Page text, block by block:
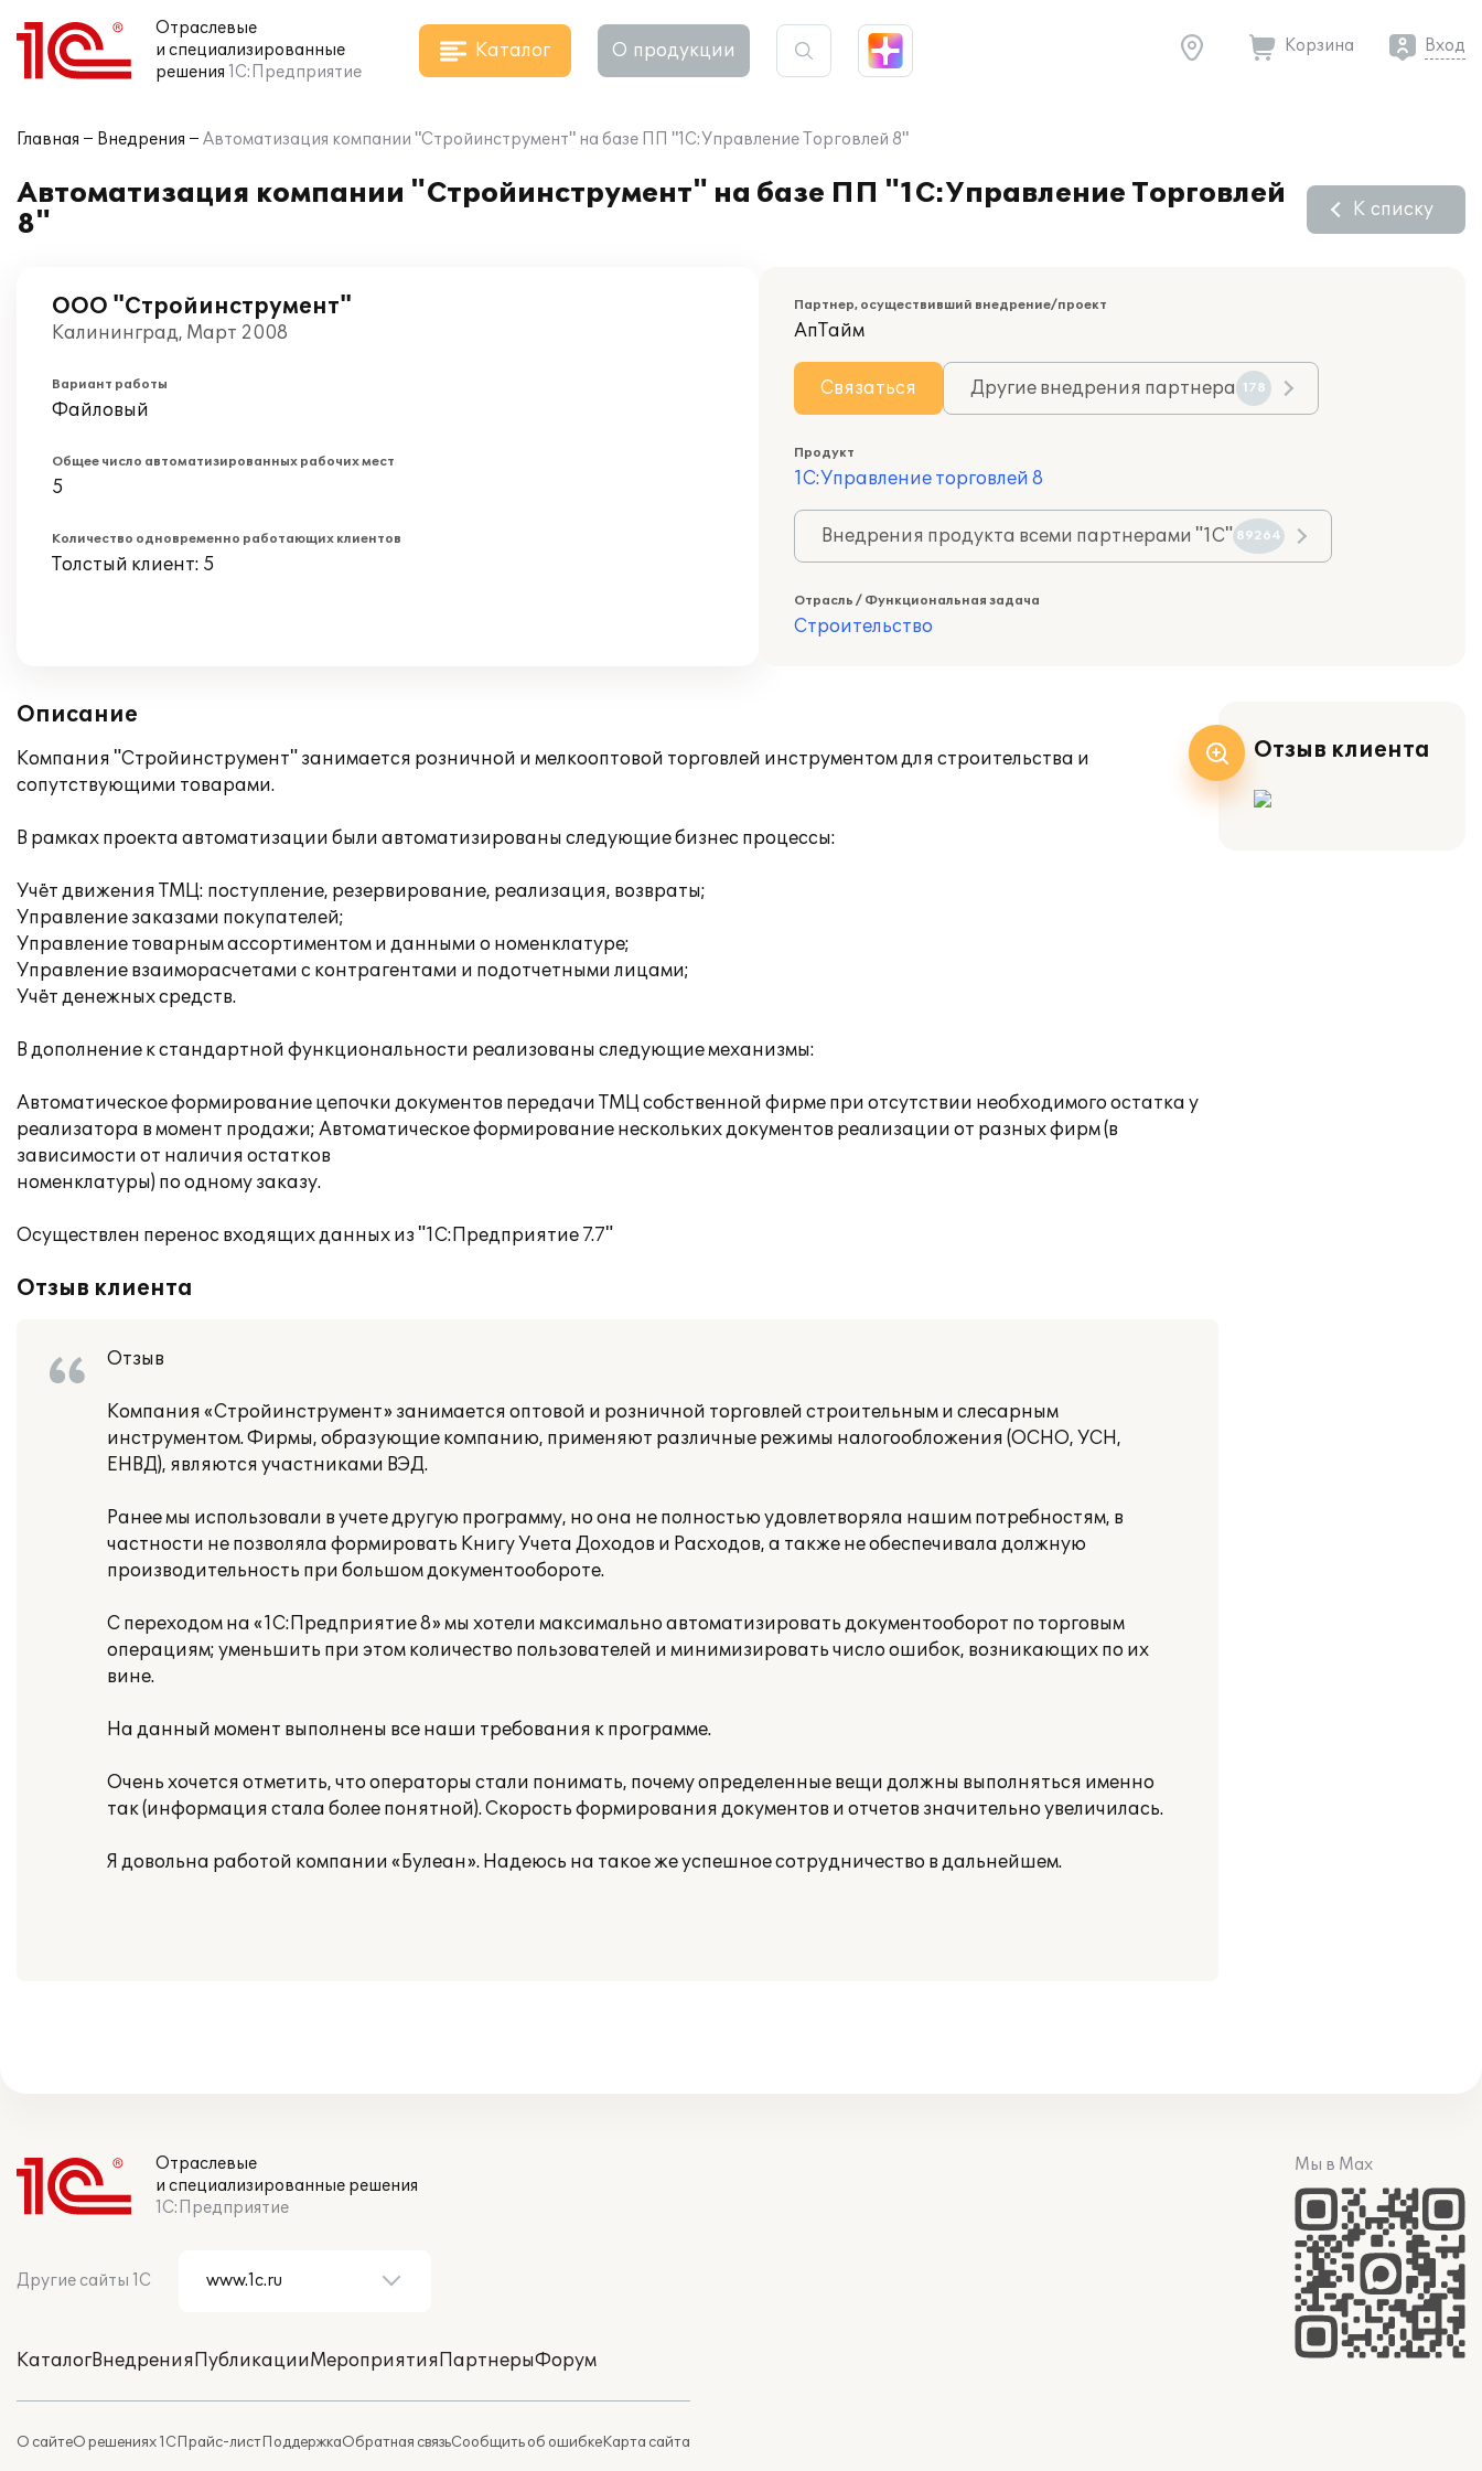
Отраслевые
и специализированные
решения 1С:Предприятие
Каталог О продукции Корзина Вход
Главная Внедрения Автоматизация компании "Стройинструмент" на базе ПП "1С:Управление Торговлей 8"
Автоматизация компании "Стройинструмент" на базе ПП "1С:Управление Торговлей
8"
К списку
ООО "Стройинструмент"
Калининград, Март 2008
Вариант работы
Файловый
Общее число автоматизированных рабочих мест
5
Количество одновременно работающих клиентов
Толстый клиент: 5
Партнер, осуществивший внедрение/проект
АпТайм
Связаться Другие внедрения партнера 178
Продукт
1С:Управление торговлей 8
Внедрения продукта всеми партнерами "1С" 89264
Отрасль / Функциональная задача
Строительство
Описание
Компания "Стройинструмент" занимается розничной и мелкооптовой торговлей инструментом для строительства и
сопутствующими товарами.
В рамках проекта автоматизации были автоматизированы следующие бизнес процессы:
Учёт движения ТМЦ: поступление, резервирование, реализация, возвраты;
Управление заказами покупателей;
Управление товарным ассортиментом и данными о номенклатуре;
Управление взаиморасчетами с контрагентами и подотчетными лицами;
Учёт денежных средств.
В дополнение к стандартной функциональности реализованы следующие механизмы:
Автоматическое формирование цепочки документов передачи ТМЦ собственной фирме при отсутствии необходимого остатка у
реализатора в момент продажи; Автоматическое формирование нескольких документов реализации от разных фирм (в
зависимости от наличия остатков
номенклатуры) по одному заказу.
Осуществлен перенос входящих данных из "1С:Предприятие 7.7"
Отзыв клиента
Отзыв
Компания «Стройинструмент» занимается оптовой и розничной торговлей строительным и слесарным
инструментом. Фирмы, образующие компанию, применяют различные режимы налогообложения (ОСНО, УСН,
ЕНВД), являются участниками ВЭД.
Ранее мы использовали в учете другую программу, но она не полностью удовлетворяла нашим потребностям, в
частности не позволяла формировать Книгу Учета Доходов и Расходов, а также не обеспечивала должную
производительность при большом документообороте.
С переходом на «1С:Предприятие 8» мы хотели максимально автоматизировать документооборот по торговым
операциям; уменьшить при этом количество пользователей и минимизировать число ошибок, возникающих по их
вине.
На данный момент выполнены все наши требования к программе.
Очень хочется отметить, что операторы стали понимать, почему определенные вещи должны выполняться именно
так (информация стала более понятной). Скорость формирования документов и отчетов значительно увеличилась.
Я довольна работой компании «Булеан». Надеюсь на такое же успешное сотрудничество в дальнейшем.
Отзыв клиента
Отраслевые
и специализированные решения
1С:Предприятие
Другие сайты 1С
КаталогВнедренияПубликацииМероприятияПартнерыФорум
О сайтеО решениях 1СПрайс-листПоддержкаОбратная связьСообщить об ошибкеКарта сайта
Мы в Max